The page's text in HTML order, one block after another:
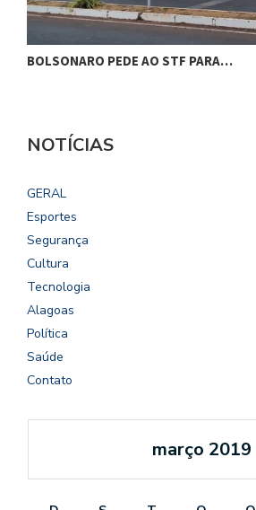
BOLSONARO PEDE AO STF PARA…
NOTÍCIAS
GERAL
Esportes
Segurança
Cultura
Tecnologia
Alagoas
Política
Saúde
Contato
março 2019